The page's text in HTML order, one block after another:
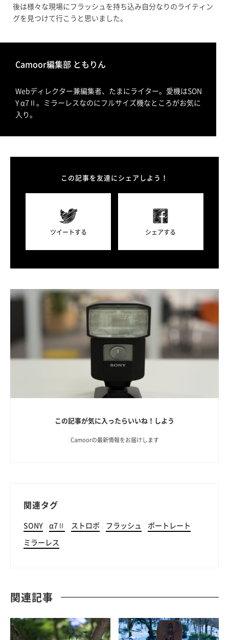
後は様々な現場にフラッシュを持ち込み自分なりのライティン
グを見つけて行こうと思いました。
Camoor編集部 ともりん
Webディレクター兼編集者、たまにライター。愛機はSON
Y α7Ⅱ。ミラーレスなのにフルサイズ機なところがお気に
入り。
この記事を友達にシェアしよう！
ツイートする シェアする
この記事が気に入ったらいいね！しよう
Camoorの最新情報をお届けします
関連タグ
SONY α7Ⅱ ストロボ フラッシュ ポートレート
ミラーレス
関連記事